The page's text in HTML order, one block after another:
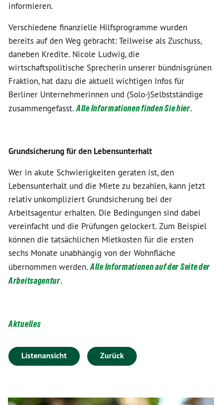
informieren.
Verschiedene finanzielle Hilfsprogramme wurden
bereits auf den Weg gebracht: Teilweise als Zuschuss,
daneben Kredite. Nicole Ludwig, die
wirtschaftspolitische Sprecherin unserer bündnisgrünen
Fraktion, hat dazu die aktuell wichtigen Infos für
Berliner Unternehmerinnen und (Solo-)Selbstständige
zusammengefasst.Alle Informationen finden Sie hier.
Grundsicherung für den Lebensunterhalt
Wer in akute Schwierigkeiten geraten ist, den
Lebensunterhalt und die Miete zu bezahlen, kann jetzt
relativ unkompliziert Grundsicherung bei der
Arbeitsagentur erhalten. Die Bedingungen sind dabei
vereinfacht und die Prüfungen gelockert. Zum Beispiel
können die tatsächlichen Mietkosten für die ersten
sechs Monate unabhängig von der Wohnfläche
übernommen werden.Alle Informationen auf der Seite der
Arbeitsagentur.
Aktuelles
Listenansicht Zurück